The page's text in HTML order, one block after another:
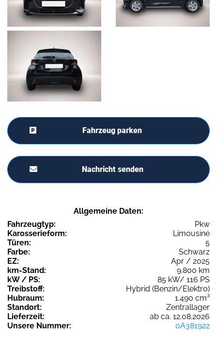
Fahrzeug parken
Nachricht senden
Allgemeine Daten:
Fahrzeugtyp:
Pkw
Karosserieform:
Limousine
Türen:
5
Farbe:
Schwarz
EZ:
Apr / 2025
km-Stand:
9.800 km
kW / PS:
85 kW/ 116 PS
Treibstoff:
Hybrid (Benzin/Elektro)
Hubraum:
1.490 cm³
Standort:
Zentrallager
Lieferzeit:
ab ca. 12.08.2026
Unsere Nummer:
0A381922